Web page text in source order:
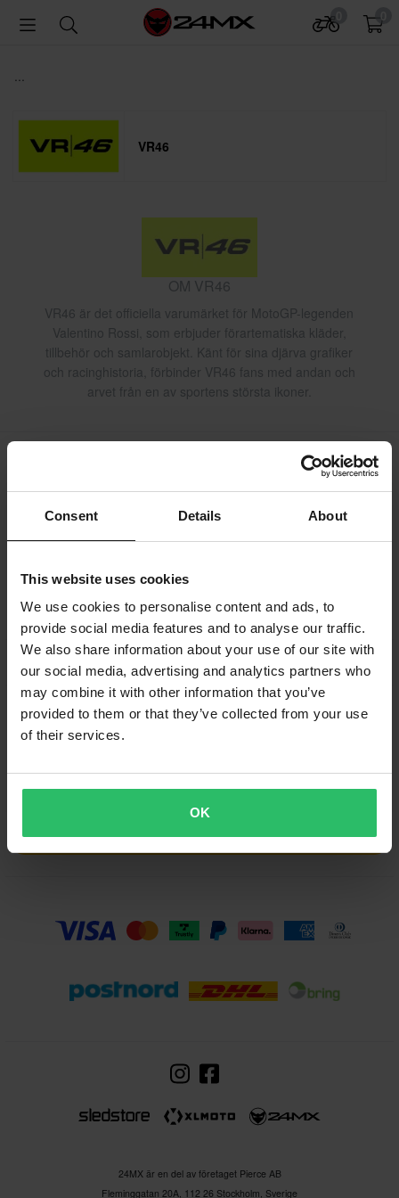
Consent Details About
This website uses cookies
We use cookies to personalise content and ads, to
provide social media features and to analyse our traffic.
We also share information about your use of our site with
our social media, advertising and analytics partners who
may combine it with other information that you’ve
provided to them or that they’ve collected from your use
of their services.
OK
...
VR46
OM VR46
VR46 är det officiella varumärket för MotoGP-legenden
Valentino Rossi, som erbjuder förartematiska kläder,
tillbehör och samlarobjekt. Känt för sina djärva grafiker
och racinghistoria, förbinder VR46 fans med andan och
arvet från en av sportens största ikoner.
Frakt & Leverans Köpvillkor
Betalning
Integritetspolicy
Returer
Ångerrätt
Orderstatus
Reklamationer & Klagomål
Kundservice info@24mx.se
Gå med i 24MX Riders Club
Registrera dig
24MX är en del av företaget Pierce AB
Fleminggatan 20A, 112 26 Stockholm, Sverige